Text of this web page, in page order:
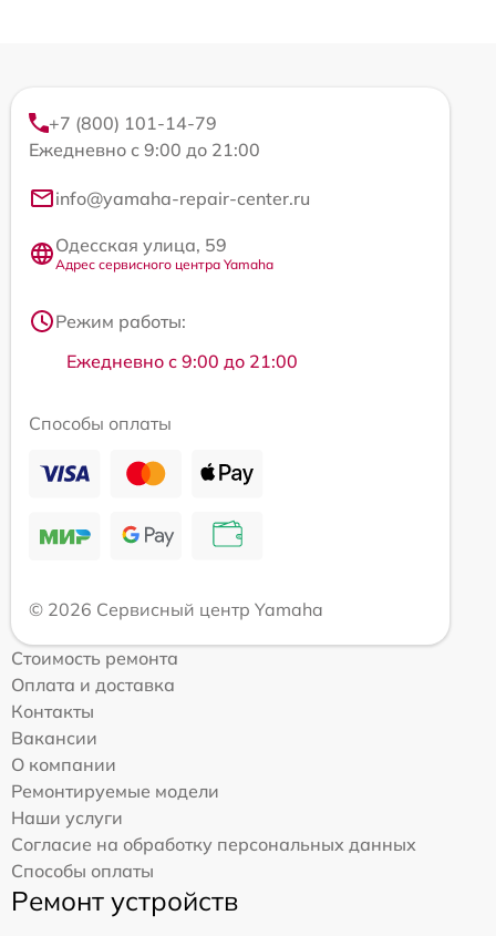
+7 (800) 101-14-79
Ежедневно с 9:00 до 21:00
info@yamaha-repair-center.ru
Одесская улица, 59
Адрес сервисного центра Yamaha
Режим работы:
Ежедневно с 9:00 до 21:00
Способы оплаты
© 2026 Сервисный центр Yamaha
Стоимость ремонта
Оплата и доставка
Контакты
Вакансии
О компании
Ремонтируемые модели
Наши услуги
Согласие на обработку персональных данных
Способы оплаты
Ремонт устройств